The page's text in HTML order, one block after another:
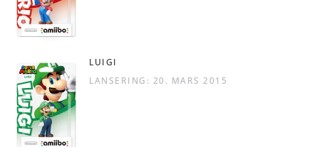
LUIGI
LANSERING: 20. MARS 2015